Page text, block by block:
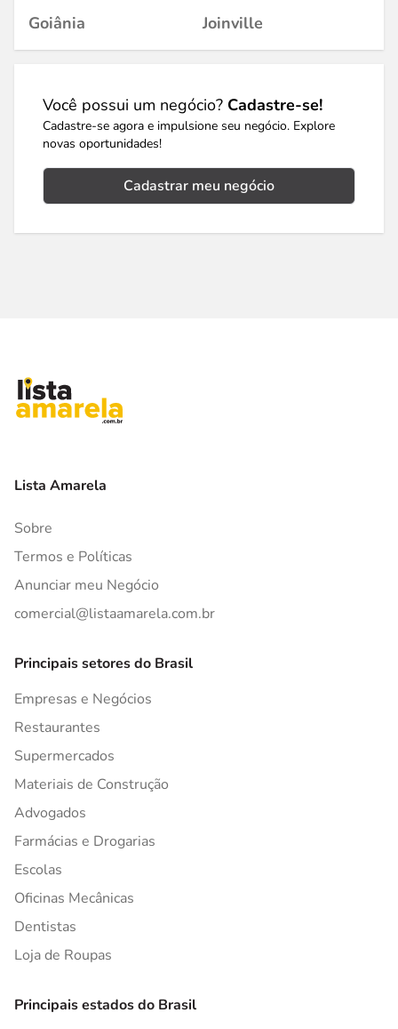
Goiânia
Joinville
Você possui um negócio? Cadastre-se!
Cadastre-se agora e impulsione seu negócio. Explore
novas oportunidades!
Cadastrar meu negócio
Lista Amarela
Sobre
Termos e Políticas
Anunciar meu Negócio
comercial@listaamarela.com.br
Principais setores do Brasil
Empresas e Negócios
Restaurantes
Supermercados
Materiais de Construção
Advogados
Farmácias e Drogarias
Escolas
Oficinas Mecânicas
Dentistas
Loja de Roupas
Principais estados do Brasil